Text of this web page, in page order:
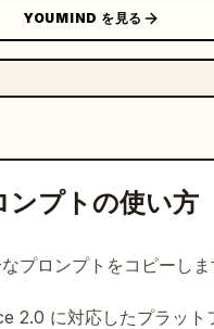
YOUMIND を見る
ンプトの使い方
なプロンプトをコピーしま
2.0 に対応したプラット